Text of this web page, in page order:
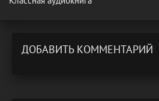
ДОБАВИТЬ КОММЕНТАРИЙ